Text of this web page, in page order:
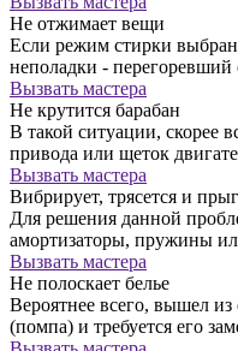
Не отжимает вещи
Если режим стирки
неполадки - перегоревший
Вызвать мастера
Не крутится барабан
В такой ситуации, скорее
привода или щеток
Вызвать мастера
Вибрирует, трясется и
Для решения данной
амортизаторы, пружины
Вызвать мастера
Не полоскает белье
Вероятнее всего, вышел из
(помпа) и требуется его